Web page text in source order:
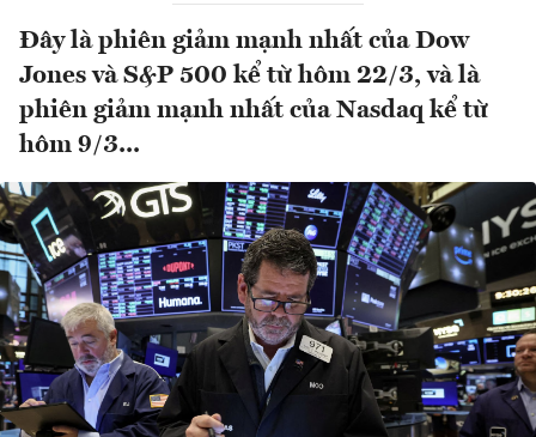
Đây là phiên giảm mạnh nhất của Dow
Jones và S&P 500 kể từ hôm 22/3, và là
phiên giảm mạnh nhất của Nasdaq kể từ
hôm 9/3...